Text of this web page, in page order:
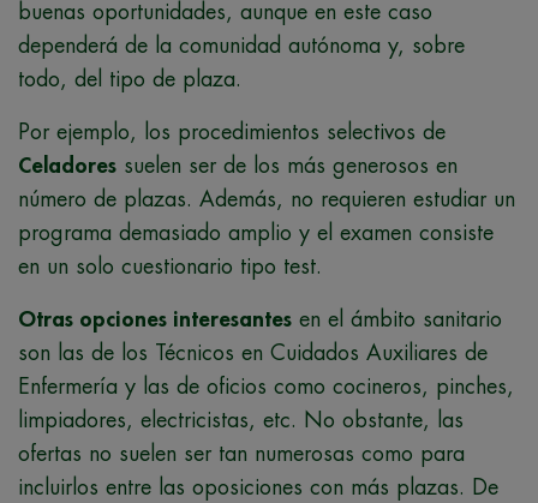
buenas oportunidades, aunque en este caso
dependerá de la comunidad autónoma y, sobre
todo, del tipo de plaza.
Por ejemplo, los procedimientos selectivos de
Celadores suelen ser de los más generosos en
número de plazas. Además, no requieren estudiar un
programa demasiado amplio y el examen consiste
en un solo cuestionario tipo test.
Otras opciones interesantes en el ámbito sanitario
son las de los Técnicos en Cuidados Auxiliares de
Enfermería y las de oficios como cocineros, pinches,
limpiadores, electricistas, etc. No obstante, las
ofertas no suelen ser tan numerosas como para
incluirlos entre las oposiciones con más plazas. De